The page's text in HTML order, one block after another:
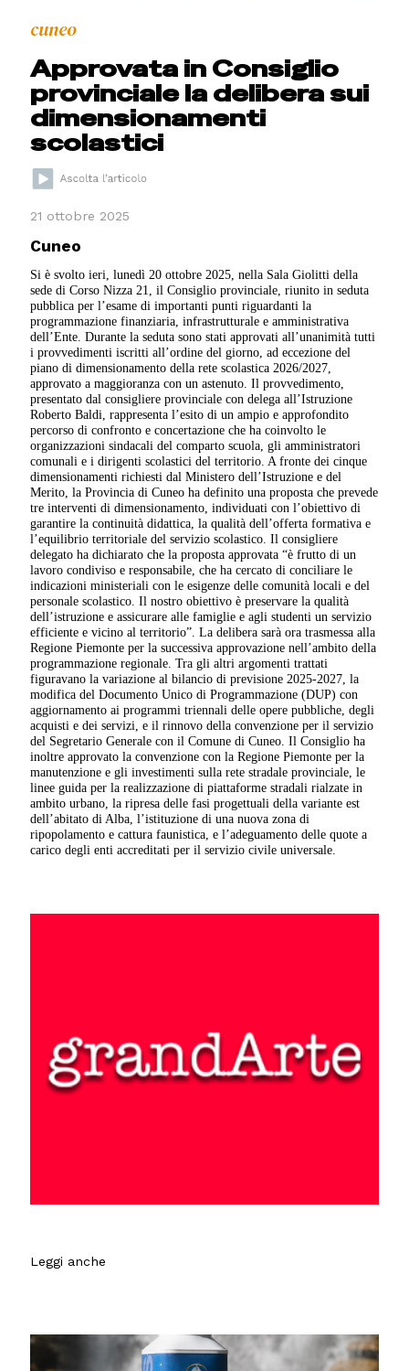
cuneo
Approvata in Consiglio
provinciale la delibera sui
dimensionamenti
scolastici
21 ottobre 2025
Cuneo
Si è svolto ieri, lunedì 20 ottobre 2025, nella Sala Giolitti della
sede di Corso Nizza 21, il Consiglio provinciale, riunito in seduta
pubblica per l’esame di importanti punti riguardanti la
programmazione finanziaria, infrastrutturale e amministrativa
dell’Ente. Durante la seduta sono stati approvati all’unanimità tutti
i provvedimenti iscritti all’ordine del giorno, ad eccezione del
piano di dimensionamento della rete scolastica 2026/2027,
approvato a maggioranza con un astenuto. Il provvedimento,
presentato dal consigliere provinciale con delega all’Istruzione
Roberto Baldi, rappresenta l’esito di un ampio e approfondito
percorso di confronto e concertazione che ha coinvolto le
organizzazioni sindacali del comparto scuola, gli amministratori
comunali e i dirigenti scolastici del territorio. A fronte dei cinque
dimensionamenti richiesti dal Ministero dell’Istruzione e del
Merito, la Provincia di Cuneo ha definito una proposta che prevede
tre interventi di dimensionamento, individuati con l’obiettivo di
garantire la continuità didattica, la qualità dell’offerta formativa e
l’equilibrio territoriale del servizio scolastico. Il consigliere
delegato ha dichiarato che la proposta approvata “è frutto di un
lavoro condiviso e responsabile, che ha cercato di conciliare le
indicazioni ministeriali con le esigenze delle comunità locali e del
personale scolastico. Il nostro obiettivo è preservare la qualità
dell’istruzione e assicurare alle famiglie e agli studenti un servizio
efficiente e vicino al territorio”. La delibera sarà ora trasmessa alla
Regione Piemonte per la successiva approvazione nell’ambito della
programmazione regionale. Tra gli altri argomenti trattati
figuravano la variazione al bilancio di previsione 2025-2027, la
modifica del Documento Unico di Programmazione (DUP) con
aggiornamento ai programmi triennali delle opere pubbliche, degli
acquisti e dei servizi, e il rinnovo della convenzione per il servizio
del Segretario Generale con il Comune di Cuneo. Il Consiglio ha
inoltre approvato la convenzione con la Regione Piemonte per la
manutenzione e gli investimenti sulla rete stradale provinciale, le
linee guida per la realizzazione di piattaforme stradali rialzate in
ambito urbano, la ripresa delle fasi progettuali della variante est
dell’abitato di Alba, l’istituzione di una nuova zona di
ripopolamento e cattura faunistica, e l’adeguamento delle quote a
carico degli enti accreditati per il servizio civile universale.
Leggi anche